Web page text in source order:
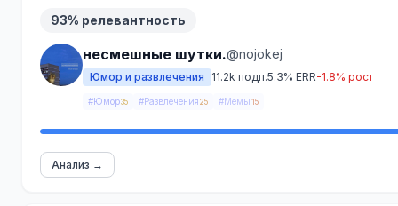
93% релевантность
несмешные шутки.@nojokej
Юмор и развлечения 11.2k подп.5.3% ERR-1.8% рост
#Юмор35 #Развлечения 25 #Мемы 15
Анализ →